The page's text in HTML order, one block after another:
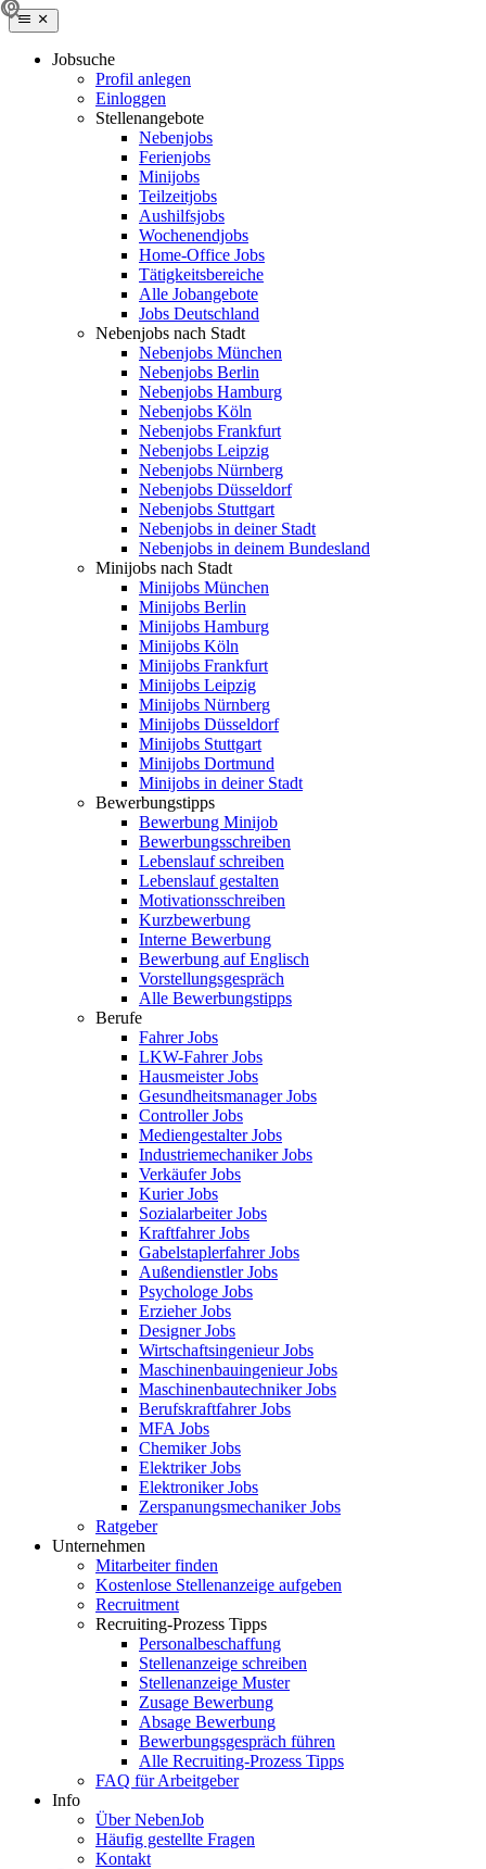
Jobsuche
Profil anlegen
Einloggen
Stellenangebote
Nebenjobs
Ferienjobs
Minijobs
Teilzeitjobs
Aushilfsjobs
Wochenendjobs
Home-Office Jobs
Tätigkeitsbereiche
Alle Jobangebote
Jobs Deutschland
Nebenjobs nach Stadt
Nebenjobs München
Nebenjobs Berlin
Nebenjobs Hamburg
Nebenjobs Köln
Nebenjobs Frankfurt
Nebenjobs Leipzig
Nebenjobs Nürnberg
Nebenjobs Düsseldorf
Nebenjobs Stuttgart
Nebenjobs in deiner Stadt
Nebenjobs in deinem Bundesland
Minijobs nach Stadt
Minijobs München
Minijobs Berlin
Minijobs Hamburg
Minijobs Köln
Minijobs Frankfurt
Minijobs Leipzig
Minijobs Nürnberg
Minijobs Düsseldorf
Minijobs Stuttgart
Minijobs Dortmund
Minijobs in deiner Stadt
Bewerbungstipps
Bewerbung Minijob
Bewerbungsschreiben
Lebenslauf schreiben
Lebenslauf gestalten
Motivationsschreiben
Kurzbewerbung
Interne Bewerbung
Bewerbung auf Englisch
Vorstellungsgespräch
Alle Bewerbungstipps
Berufe
Fahrer Jobs
LKW-Fahrer Jobs
Hausmeister Jobs
Gesundheitsmanager Jobs
Controller Jobs
Mediengestalter Jobs
Industriemechaniker Jobs
Verkäufer Jobs
Kurier Jobs
Sozialarbeiter Jobs
Kraftfahrer Jobs
Gabelstaplerfahrer Jobs
Außendienstler Jobs
Psychologe Jobs
Erzieher Jobs
Designer Jobs
Wirtschaftsingenieur Jobs
Maschinenbauingenieur Jobs
Maschinenbautechniker Jobs
Berufskraftfahrer Jobs
MFA Jobs
Chemiker Jobs
Elektriker Jobs
Elektroniker Jobs
Zerspanungsmechaniker Jobs
Ratgeber
Unternehmen
Mitarbeiter finden
Kostenlose Stellenanzeige aufgeben
Recruitment
Recruiting-Prozess Tipps
Personalbeschaffung
Stellenanzeige schreiben
Stellenanzeige Muster
Zusage Bewerbung
Absage Bewerbung
Bewerbungsgespräch führen
Alle Recruiting-Prozess Tipps
FAQ für Arbeitgeber
Info
Über NebenJob
Häufig gestellte Fragen
Kontakt